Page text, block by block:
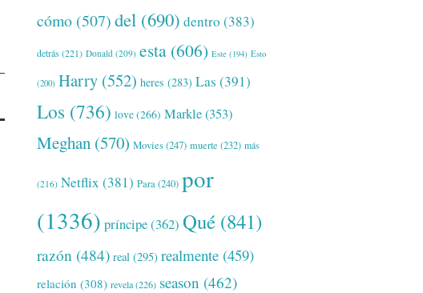
cómo (507)del (690) dentro (383)
detrás (221) Donald (209) esta (606) Este (194) Esto
(200) Harry (552) heres (283) Las (391)
Los (736) love(266) Markle(353)
Meghan (570) Movies(247) muerte (232) más
(216) Netflix (381) Para(240) por
(1336) príncipe(362) Qué (841)
razón (484) real (295) realmente (459)
relación (308) revela(226) season (462)